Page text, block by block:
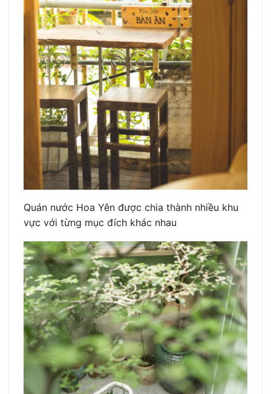
Quán nước Hoa Yên được chia thành nhiều khu
vực với từng mục đích khác nhau